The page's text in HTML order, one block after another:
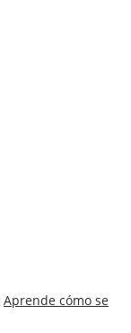
Aprende cómo se